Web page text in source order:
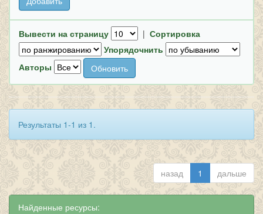
Вывести на страницу | Сортировка
Упорядочнить
Авторы
Результаты 1-1 из 1.
назад 1 дальше
Найденные ресурсы: